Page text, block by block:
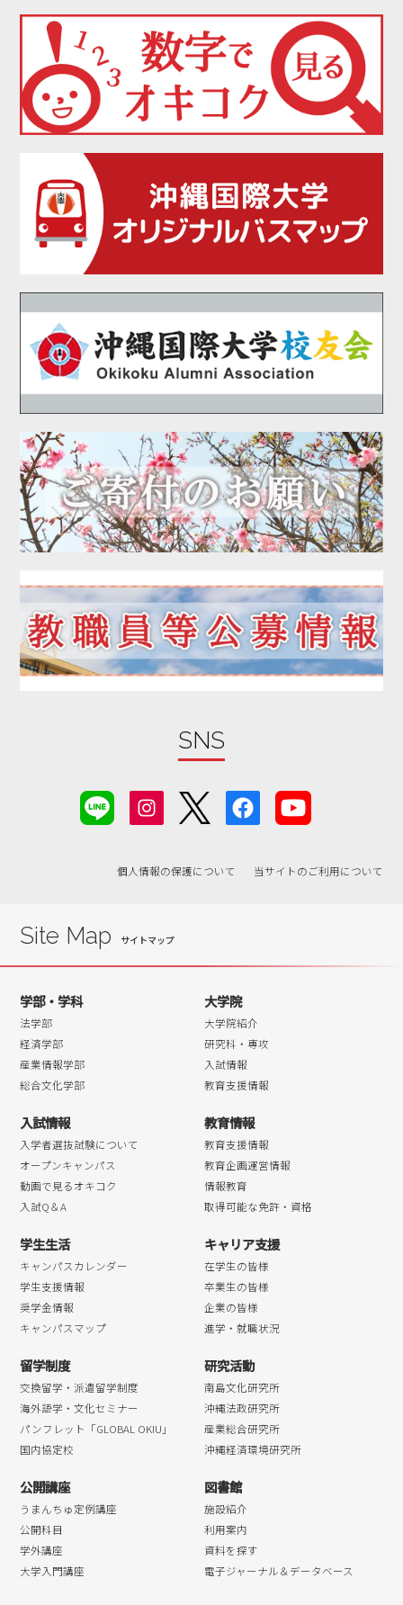
2021年07月
2021年06月
2021年05月
2021年04月
2021年03月
2021年02月
2021年01月
2020年12月
2020年11月
2020年10月
2020年09月
2020年08月
2020年07月
2020年06月
2020年05月
2020年04月
2020年03月
2020年02月
2020年01月
2019年11月
2019年10月
2019年09月
2019年08月
2019年04月
2019年03月
2018年11月
2018年08月
2018年07月
2018年06月
2018年05月
2018年04月
SNS
個人情報の保護について 当サイトのご利用について
Site Map
学部・学科
法学部
経済学部
産業情報学部
総合文化学部
大学院
大学院紹介
研究科・専攻
入試情報
教育支援情報
入試情報
入学者選抜試験について
オープンキャンパス
動画で見るオキコク
入試Q＆A
教育情報
教育支援情報
教育企画運営情報
情報教育
取得可能な免許・資格
学生生活
キャンパスカレンダー
学生支援情報
奨学金情報
キャンパスマップ
キャリア支援
在学生の皆様
卒業生の皆様
企業の皆様
進学・就職状況
留学制度
交換留学・派遣留学制度
海外語学・文化セミナー
パンフレット「GLOBAL OKIU」
国内協定校
研究活動
南島文化研究所
沖縄法政研究所
産業総合研究所
沖縄経済環境研究所
公開講座
うまんちゅ定例講座
公開科目
学外講座
大学入門講座
図書館
施設紹介
利用案内
資料を探す
電子ジャーナル＆データベース